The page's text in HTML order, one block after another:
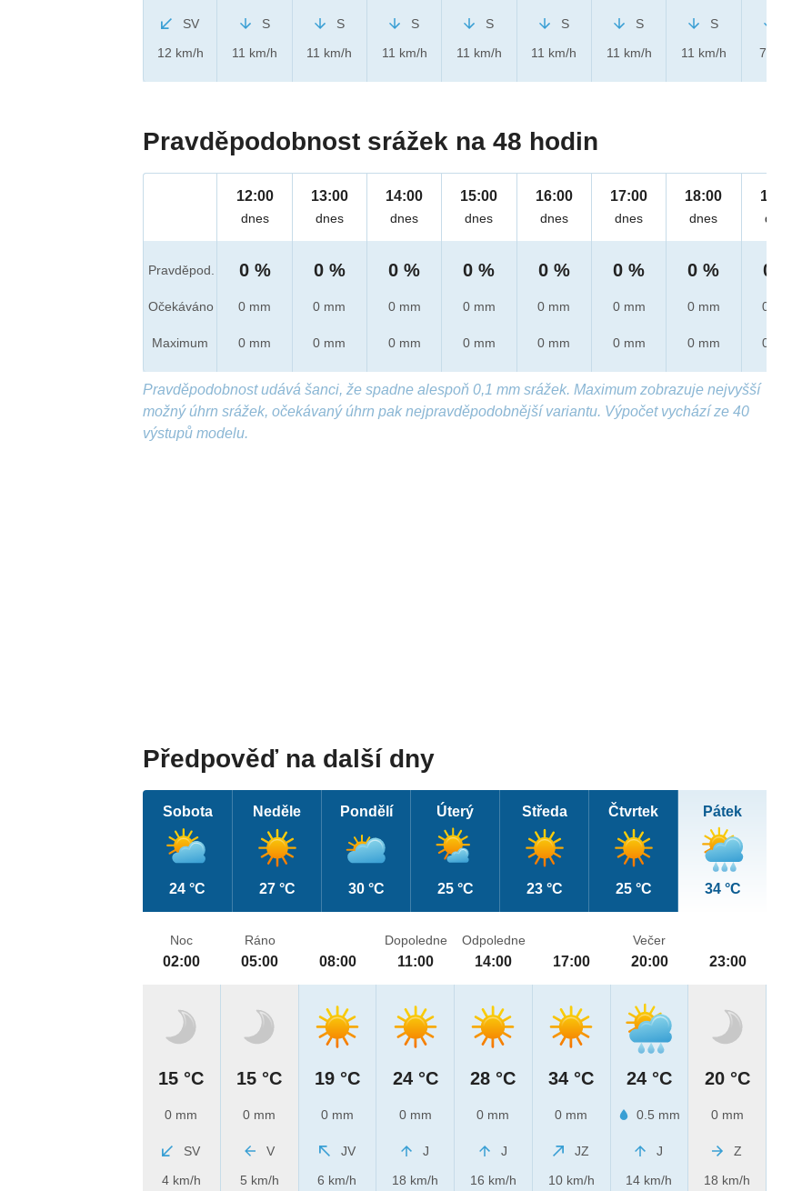
SV
12 km/h
S
11 km/h
S
11 km/h
S
11 km/h
S
11 km/h
S
11 km/h
S
11 km/h
S
11 km/h
7 km/h
Pravděpodobnost srážek na 48 hodin
Pravděpod.
Očekáváno
Maximum
12:00
dnes
0 %
0 mm
0 mm
13:00
dnes
0 %
0 mm
0 mm
14:00
dnes
0 %
0 mm
0 mm
15:00
dnes
0 %
0 mm
0 mm
16:00
dnes
0 %
0 mm
0 mm
17:00
dnes
0 %
0 mm
0 mm
18:00
dnes
0 %
0 mm
0 mm
19:00
dnes
0 %
0 mm
0 mm
Pravděpodobnost udává šanci, že spadne alespoň 0,1 mm srážek. Maximum zobrazuje nejvyšší
možný úhrn srážek, očekávaný úhrn pak nejpravděpodobnější variantu. Výpočet vychází ze 40
výstupů modelu.
Předpověď na další dny
Sobota
24 °C
Neděle
27 °C
Pondělí
30 °C
Úterý
25 °C
Středa
23 °C
Čtvrtek
25 °C
Pátek
34 °C
Noc
02:00
15 °C
0 mm
SV
4 km/h
Ráno
05:00
15 °C
0 mm
V
5 km/h
08:00
19 °C
0 mm
JV
6 km/h
Dopoledne
11:00
24 °C
0 mm
J
18 km/h
Odpoledne
14:00
28 °C
0 mm
J
16 km/h
17:00
34 °C
0 mm
JZ
10 km/h
Večer
20:00
24 °C
0.5 mm
J
14 km/h
23:00
20 °C
0 mm
Z
18 km/h